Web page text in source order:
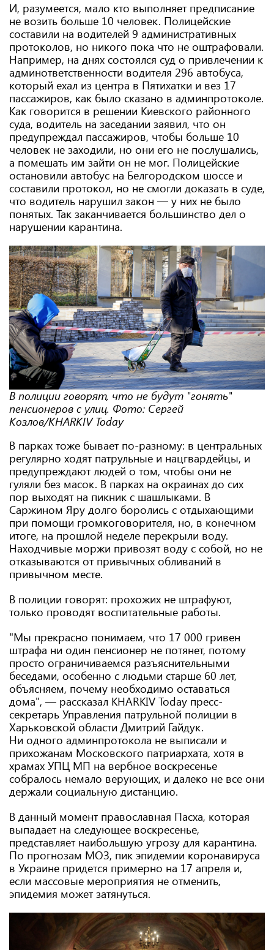
И, разумеется, мало кто выполняет предписание
не возить больше 10 человек. Полицейские
составили на водителей 9 административных
протоколов, но никого пока что не оштрафовали.
Например, на днях состоялся суд о привлечении к
админответственности водителя 296 автобуса,
который ехал из центра в Пятихатки и вез 17
пассажиров, как было сказано в админпротоколе.
Как говорится в решении Киевского районного
суда, водитель на заседании заявил, что он
предупреждал пассажиров, чтобы больше 10
человек не заходили, но они его не послушались,
а помешать им зайти он не мог. Полицейские
остановили автобус на Белгородском шоссе и
составили протокол, но не смогли доказать в суде,
что водитель нарушил закон — у них не было
понятых. Так заканчивается большинство дел о
нарушении карантина.
В полиции говорят, что не будут "гонять"
пенсионеров с улиц. Фото: Сергей
Козлов/KHARKIV Today
В парках тоже бывает по-разному: в центральных
регулярно ходят патрульные и нацгвардейцы, и
предупреждают людей о том, чтобы они не
гуляли без масок. В парках на окраинах до сих
пор выходят на пикник с шашлыками. В
Саржином Яру долго боролись с отдыхающими
при помощи громкоговорителя, но, в конечном
итоге, на прошлой неделе перекрыли воду.
Находчивые моржи привозят воду с собой, но не
отказываются от привычных обливаний в
привычном месте.
В полиции говорят: прохожих не штрафуют,
только проводят воспитательные работы.
"Мы прекрасно понимаем, что 17 000 гривен
штрафа ни один пенсионер не потянет, потому
просто ограничиваемся разъяснительными
беседами, особенно с людьми старше 60 лет,
объясняем, почему необходимо оставаться
дома", — рассказал KHARKIV Today пресс-
секретарь Управления патрульной полиции в
Харьковской области Дмитрий Гайдук.
Ни одного админпротокола не выписали и
прихожанам Московского патриархата, хотя в
храмах УПЦ МП на вербное воскресенье
собралось немало верующих, и далеко не все они
держали социальную дистанцию.
В данный момент православная Пасха, которая
выпадает на следующее воскресенье,
представляет наибольшую угрозу для карантина.
По прогнозам МОЗ, пик эпидемии коронавируса
в Украине придется примерно на 17 апреля и,
если массовые мероприятия не отменить,
эпидемия может затянуться.